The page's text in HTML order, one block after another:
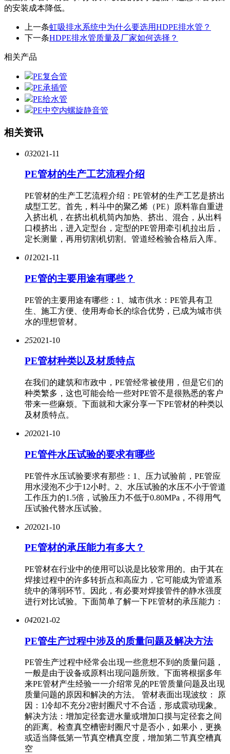
的安装成本降低。
上一条虹吸排水系统中为什么要选用HDPE排水管？
下一条HDPE排水管质量及厂家如何选择？
相关产品
PE复合管
PE承插管
PE给水管
PE中空内螺旋静音管
相关资讯
032021-11
PE管材的生产工艺流程介绍
PE管材的生产工艺流程介绍：PE管材的生产工艺是挤出
成型工艺。首先，料斗中的聚乙烯（PE）原料靠自重进
入挤出机，在挤出机机筒内加热、挤出、混合，从出料
口模挤出，进入定型台，定型的PE管用牵引机拉出后，
定长测量，再用切割机切割。管道经检验合格后入库。
012021-11
PE管的主要用途有哪些？
PE管​的主要用途有哪些：1、城市供水：PE管具有卫
生、施工方便、使用寿命长的综合优势，已成为城市供
水的理想管材。
252021-10
PE管材种类以及材质特点
在我们的建筑和市政中，PE管经常被使用，但是它们的
种类繁多，这也可能会给一些对PE管不是很熟悉的客户
带来一些麻烦。下面就和大家分享一下PE管材的种类以
及材质特点。
202021-10
PE管件水压试验的要求有哪些
PE管件水压试验要求有那些：1、压力试验前，PE管应
用水浸泡不少于12小时。2、水压试验的水压不小于管道
工作压力的1.5倍，试验压力不低于0.80MPa，不得用气
压试验代替水压试验。
202021-10
PE管材的承压能力有多大？
PE管材在行业中的使用可以说是比较常用的。由于其在
焊接过程中的许多转折点和高应力，它可能成为管道系
统中的薄弱环节。因此，有必要对焊接管件的静水强度
进行对比试验。下面简单了解一下PE管材的承压能力：
042021-02
PE管生产过程中涉及的质量问题及解决方法
PE管生产过程中经常会出现一些意想不到的质量问题，
一般是由于设备或原料出现问题所致。下面将根据多年
来PE管材产生经验一一介绍常见的PE管质量问题及出现
质量问题的原因和解决的方法。 管材表面出现波纹： 原
因：1冷却不充分2密封圈尺寸不合适，形成震动现象。
解决方法：增加定径套进水量或增加口摸与定径套之间
的距离。检查真空槽密封圈尺寸是否小，如果小，更换
或适当降低第一节真空槽真空度，增加第二节真空槽真
空